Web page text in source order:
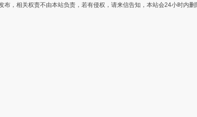
，相关权责不由本站负责，若有侵权，请来信告知，本站会24小时内删